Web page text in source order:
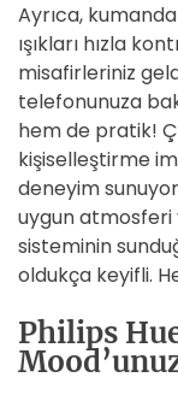
Ayrıca,
ışıkları hızla
misafirleriniz
telefonunuza
hem de pratik!
kişiselleştirme
deneyim
uygun atmosferi
sisteminin
oldukça keyifli.
Philips